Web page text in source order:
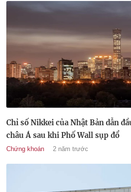
Chỉ số Nikkei của Nhật Bản dẫn
châu Á sau khi Phố Wall sụp đổ
Chứng khoán 2 năm trước